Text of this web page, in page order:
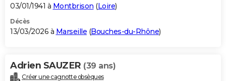
GUIDES D'ACHAT
BONS PLANS
Carte de Noël
Carte Bonne année
Carte Saint-Valentin
Carte Pâques
Carte d'anniversaire
DICTIONNAIRE
03/01/1941 à Montbrison (Loire)
Décès
13/03/2026 à Marseille (Bouches-du-Rhône)
Adrien SAUZER (39 ans)
Créer une cagnotte obsèques